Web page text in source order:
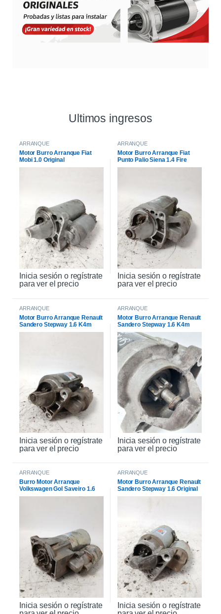
Ultimos ingresos
ARRANQUE
Motor Burro Arranque Fiat
Mobi 1.0 Original
Inicia sesión o regístrate
para ver el precio
ARRANQUE
Motor Burro Arranque Fiat
Punto Palio Siena 1.4 Fire
Original
Inicia sesión o regístrate
para ver el precio
ARRANQUE
Motor Burro Arranque Renault
Sandero Stepway 1.6 K4m
Original
Inicia sesión o regístrate
para ver el precio
ARRANQUE
Motor Burro Arranque Renault
Sandero Stepway 1.6 K4m
Inicia sesión o regístrate
para ver el precio
ARRANQUE
Burro Motor Arranque
Volkswagen Gol Saveiro 1.6
Inicia sesión o regístrate
ARRANQUE
Motor Burro Arranque Renault
Sandero Stepway 1.6 Original
Inicia sesión o regístrate